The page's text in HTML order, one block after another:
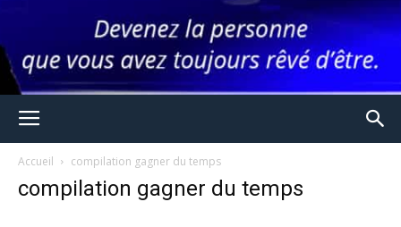
Accueil compilation gagner du temps
compilation gagner du temps